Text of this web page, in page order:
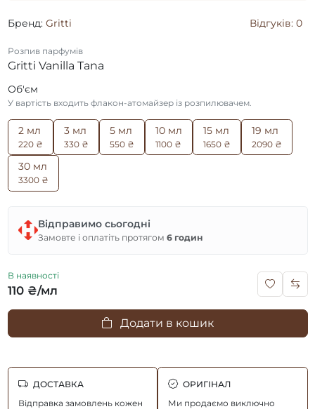
Бренд: Gritti Відгуків: 0
Розпив парфумів
Gritti Vanilla Tana
Об'єм
У вартість входить флакон-атомайзер із розпилювачем.
2 мл
220 ₴
3 мл
330 ₴
5 мл
550 ₴
10 мл
1100 ₴
15 мл
1650 ₴
19 мл
2090 ₴
30 мл
3300 ₴
Відправимо сьогодні
Замовте і оплатіть протягом 6 годин
В наявності
110 ₴/мл
Додати в кошик
ДОСТАВКА
Відправка замовлень кожен
ОРИГІНАЛ
Ми продаємо виключно